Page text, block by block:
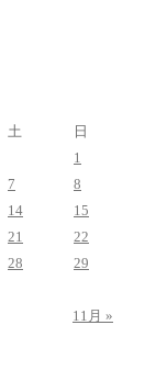
土
日
1
7
8
14
15
21
22
28
29
11月 »